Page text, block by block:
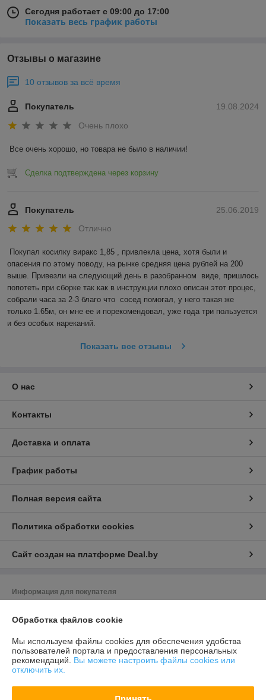
Сегодня работает с 09:00 до 17:00
Показать весь график работы
Отзывы о магазине
10 отзывов за всё время
19.08.2024
Покупатель
Очень плохо
Все очень хорошо, но товара не было в наличии!
Сделка подтверждена через корзину
25.06.2019
Покупатель
Отлично
Покупал косилку виракс 1,85 , привлекла цена, хотя были и
опасения по этому поводу, на рынке средняя цена рублей на 200
выше. Привезли на следующий день в разобранном  виде, пришлось
попотеть при сборке так как в инструкции плохо описан этот процес,
собрали часа за 2-3 благо что  сосед помогал, у него такая же
только 1.65м, он мне ее и порекомендовал, уже года три пользуется
и без особых нареканий.
Показать все отзывы
О нас
Контакты
Доставка и оплата
График работы
Полная версия сайта
Политика обработки cookies
Сайт создан на платформе Deal.by
Информация для покупателя
220020, Республика Беларусь, г. Минск, ул. Тимирязева, д. 97 , каб.1
Регистрационный номер ЕГР: 193111996
УНП: 193111996
Дата регистрации компании: 26.07.2018
Обработка файлов cookie
Мы используем файлы cookies для обеспечения удобства
пользователей портала и предоставления персональных
рекомендаций. Вы можете настроить файлы cookies или
отключить их.